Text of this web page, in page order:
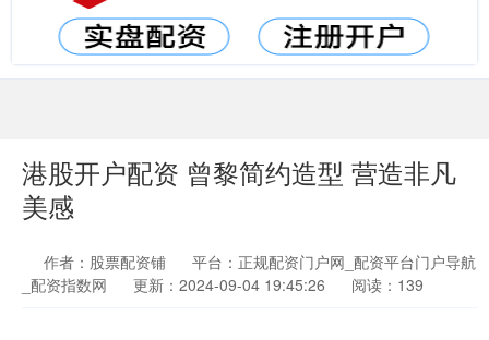
港股开户配资 曾黎简约造型 营造非凡
美感
作者：股票配资铺
平台：正规配资门户网_配资平台门户导航
_配资指数网
更新：2024-09-04 19:45:26 阅读：139